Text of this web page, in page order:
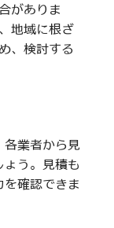
がありま
地域に根ざ
、検討する
各業者から見
う。見積も
を確認できま